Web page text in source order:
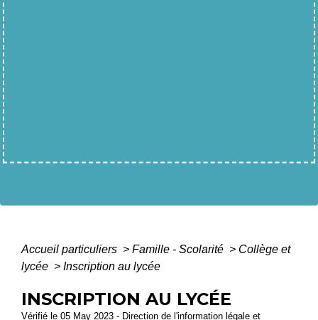
Accueil particuliers > Famille - Scolarité > Collège et
lycée > Inscription au lycée
INSCRIPTION AU LYCÉE
Vérifié le 05 May 2023 - Direction de l'information légale et